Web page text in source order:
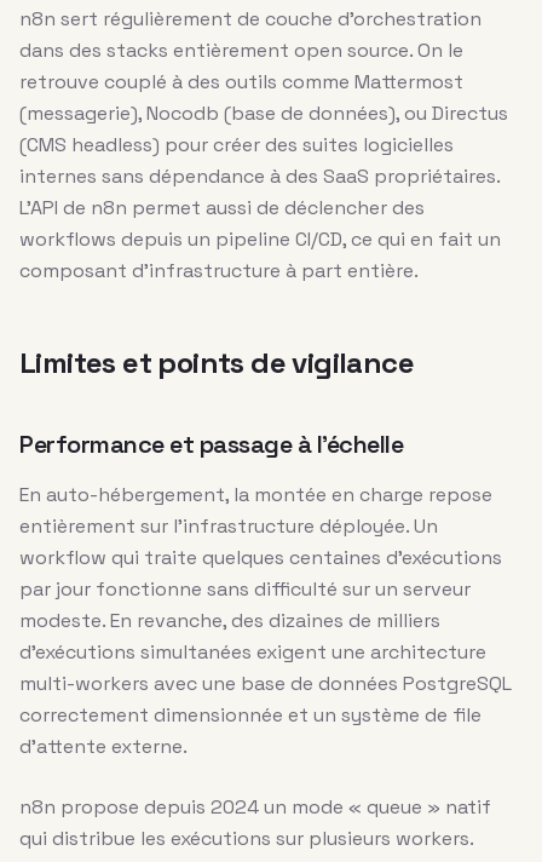
n8n sert régulièrement de couche d’orchestration
dans des stacks entièrement open source. On le
retrouve couplé à des outils comme Mattermost
(messagerie), Nocodb (base de données), ou Directus
(CMS headless) pour créer des suites logicielles
internes sans dépendance à des SaaS propriétaires.
L’API de n8n permet aussi de déclencher des
workflows depuis un pipeline CI/CD, ce qui en fait un
composant d’infrastructure à part entière.
Limites et points de vigilance
Performance et passage à l’échelle
En auto-hébergement, la montée en charge repose
entièrement sur l’infrastructure déployée. Un
workflow qui traite quelques centaines d’exécutions
par jour fonctionne sans difficulté sur un serveur
modeste. En revanche, des dizaines de milliers
d’exécutions simultanées exigent une architecture
multi-workers avec une base de données PostgreSQL
correctement dimensionnée et un système de file
d’attente externe.
n8n propose depuis 2024 un mode « queue » natif
qui distribue les exécutions sur plusieurs workers.